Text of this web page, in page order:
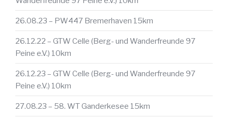
26.08.23 – PW447 Bremerhaven 15km
26.12.22 – GTW Celle (Berg- und Wanderfreunde 97
Peine e.V.) 10km
26.12.23 – GTW Celle (Berg- und Wanderfreunde 97
Peine e.V.) 10km
27.08.23 – 58. WT Ganderkesee 15km